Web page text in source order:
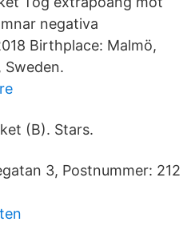
negativa
Birthplace: Malmö,
Sweden.
(B). Stars.
3, Postnummer: 212